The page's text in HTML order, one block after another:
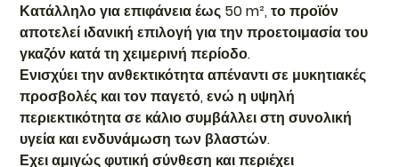
Κατάλληλο για επιφάνεια έως 50 m², το προϊόν
αποτελεί ιδανική επιλογή για την προετοιμασία του
γκαζόν κατά τη χειμερινή περίοδο.
Ενισχύει την ανθεκτικότητα απέναντι σε μυκητιακές
προσβολές και τον παγετό, ενώ η υψηλή
περιεκτικότητα σε κάλιο συμβάλλει στη συνολική
υγεία και ενδυνάμωση των βλαστών.
Εχει αμιγώς φυτική σύνθεση και περιέχει